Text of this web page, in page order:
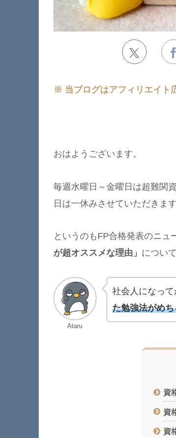
※ 当ブログはアフィリエイト
おはようございます。
毎週水曜日～金曜日は超難関
日は一休みさせていただきます
というのもFP合格発表のニュ
が超オススメな理由」 につい
Ataru
社会人になって
た勉強法がめち
資
資
資